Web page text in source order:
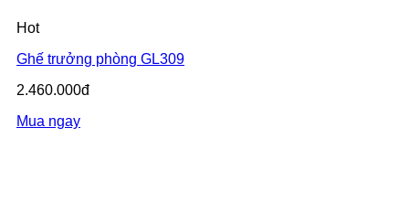
Hot
Ghế trưởng phòng GL309
2.460.000đ
Mua ngay